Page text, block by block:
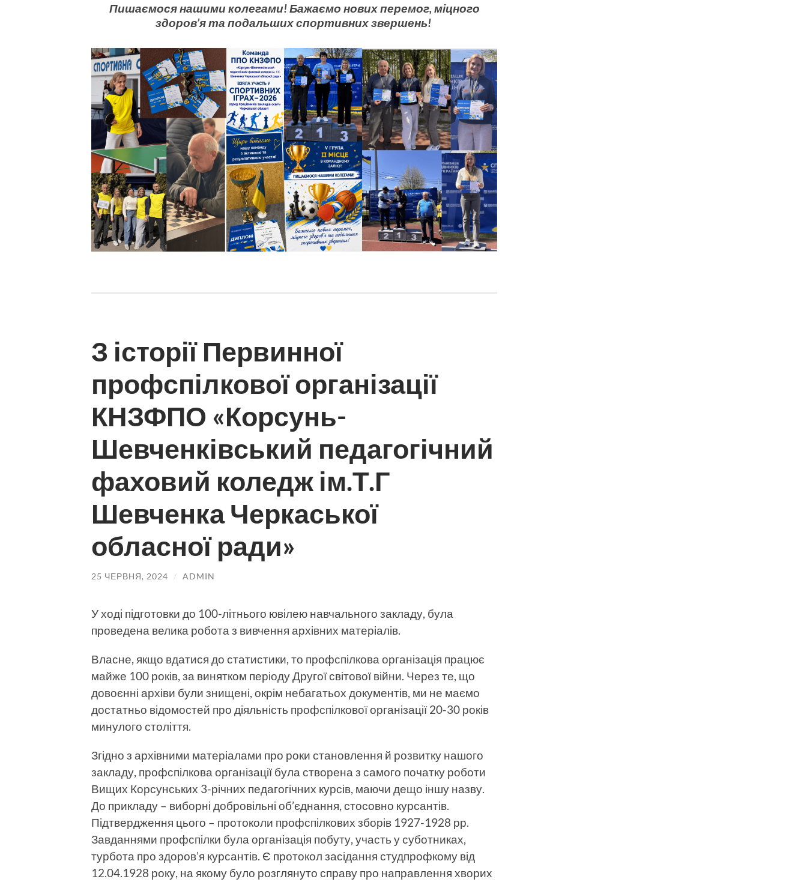
Пишаємося нашими колегами! Бажаємо нових перемог, міцного
здоров’я та подальших спортивних звершень!
З історії Первинної
профспілкової організації
КНЗФПО «Корсунь-
Шевченківський педагогічний
фаховий коледж ім.Т.Г
Шевченка Черкаської
обласної ради»
25 ЧЕРВНЯ, 2024 / ADMIN
У ході підготовки до 100-літнього ювілею навчального закладу, була
проведена велика робота з вивчення архівних матеріалів.
Власне, якщо вдатися до статистики, то профспілкова організація працює
майже 100 років, за винятком періоду Другої світової війни. Через те, що
довоєнні архіви були знищені, окрім небагатьох документів, ми не маємо
достатньо відомостей про діяльність профспілкової організації 20-30 років
минулого століття.
Згідно з архівними матеріалами про роки становлення й розвитку нашого
закладу, профспілкова організації була створена з самого початку роботи
Вищих Корсунських 3-річних педагогічних курсів, маючи дещо іншу назву.
До прикладу – виборні добровільні об’єднання, стосовно курсантів.
Підтвердження цього – протоколи профспілкових зборів 1927-1928 рр.
Завданнями профспілки була організація побуту, участь у суботниках,
турбота про здоров’я курсантів. Є протокол засідання студпрофкому від
12.04.1928 року, на якому було розглянуто справу про направлення хворих